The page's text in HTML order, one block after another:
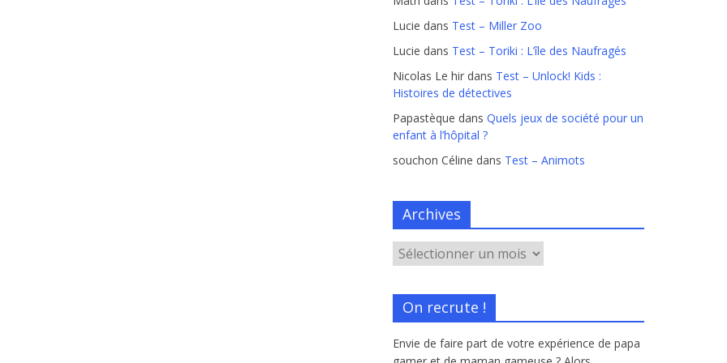
Lucie dans Test – Miller Zoo
Lucie dans Test – Toriki : L’île des Naufragés
Nicolas Le hir dans Test – Unlock! Kids :
Histoires de détectives
Papastèque dans Quels jeux de société pour un
enfant à l’hôpital ?
souchon Céline dans Test – Animots
Archives
On recrute !
Envie de faire part de votre expérience de papa